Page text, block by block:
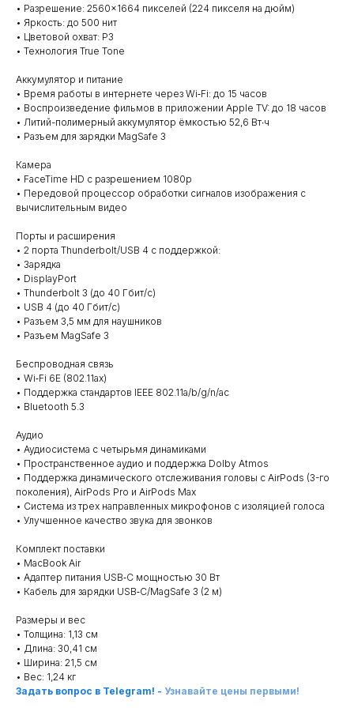
• Разрешение: 2560×1664 пикселей (224 пикселя на дюйм)
• Яркость: до 500 нит
• Цветовой охват: P3
• Технология True Tone
Аккумулятор и питание
• Время работы в интернете через Wi‑Fi: до 15 часов
• Воспроизведение фильмов в приложении Apple TV: до 18 часов
• Литий-полимерный аккумулятор ёмкостью 52,6 Вт∙ч
• Разъем для зарядки MagSafe 3
Камера
• FaceTime HD с разрешением 1080p
• Передовой процессор обработки сигналов изображения с
вычислительным видео
Порты и расширения
• 2 порта Thunderbolt/USB 4 с поддержкой:
• Зарядка
• DisplayPort
• Thunderbolt 3 (до 40 Гбит/с)
• USB 4 (до 40 Гбит/с)
• Разъем 3,5 мм для наушников
• Разъем MagSafe 3
Беспроводная связь
• Wi‑Fi 6E (802.11ax)
• Поддержка стандартов IEEE 802.11a/b/g/n/ac
• Bluetooth 5.3
Аудио
• Аудиосистема с четырьмя динамиками
• Пространственное аудио и поддержка Dolby Atmos
• Поддержка динамического отслеживания головы с AirPods (3-го
поколения), AirPods Pro и AirPods Max
• Система из трех направленных микрофонов с изоляцией голоса
• Улучшенное качество звука для звонков
Комплект поставки
• MacBook Air
• Адаптер питания USB‑C мощностью 30 Вт
• Кабель для зарядки USB‑C/MagSafe 3 (2 м)
Размеры и вес
• Толщина: 1,13 см
• Длина: 30,41 см
• Ширина: 21,5 см
• Вес: 1,24 кг
Задать вопрос в Telegram! - Узнавайте цены первыми!